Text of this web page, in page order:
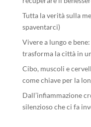
Tutta la verità sulla
spaventarci)
Vivere a lungo e
trasforma la città in
Cibo, muscoli e
come chiave per la
Dall’infiammazione
silenzioso che ci fa